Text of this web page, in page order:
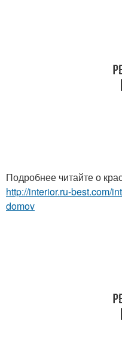
Подробнее читайте о
http://interior.ru-best.com/
domov